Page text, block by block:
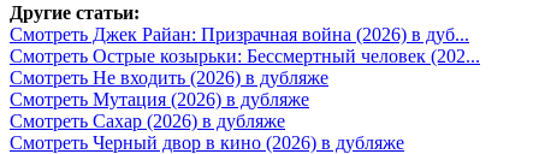
Другие статьи:
Смотреть Джек Райан: Призрачная война (2026) в дуб...
Смотреть Острые козырьки: Бессмертный человек (202...
Смотреть Не входить (2026) в дубляже
Смотреть Мутация (2026) в дубляже
Смотреть Сахар (2026) в дубляже
Смотреть Черный двор в кино (2026) в дубляже